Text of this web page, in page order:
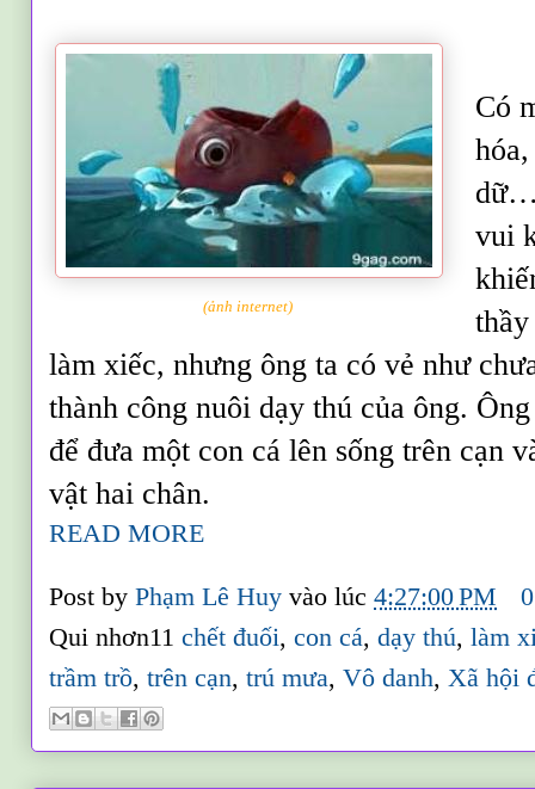
(ảnh internet)
Có
dữ…
vui
làm xiếc, nhưng ông ta có vẻ như
thành công nuôi dạy thú của ông.
để đưa một con cá lên sống trên cạn
vật hai chân.
READ MORE
Post byPhạm Lê Huyvào lúc4:27:00 PM
Qui nhơn11chết đuối,con cá,dạy thú,làm
trầm trồ,trên cạn,trú mưa,Vô danh,Xã hội